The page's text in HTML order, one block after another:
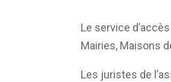
Le service
Mairies, Maisons
Les juristes de